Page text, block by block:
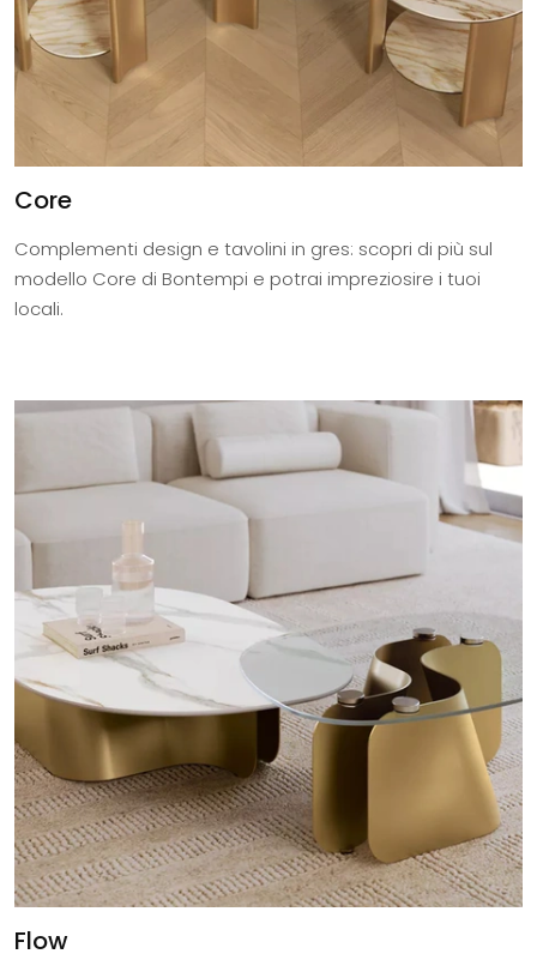
Core
Complementi design e tavolini in gres: scopri di più sul
modello Core di Bontempi e potrai impreziosire i tuoi
locali.
Flow